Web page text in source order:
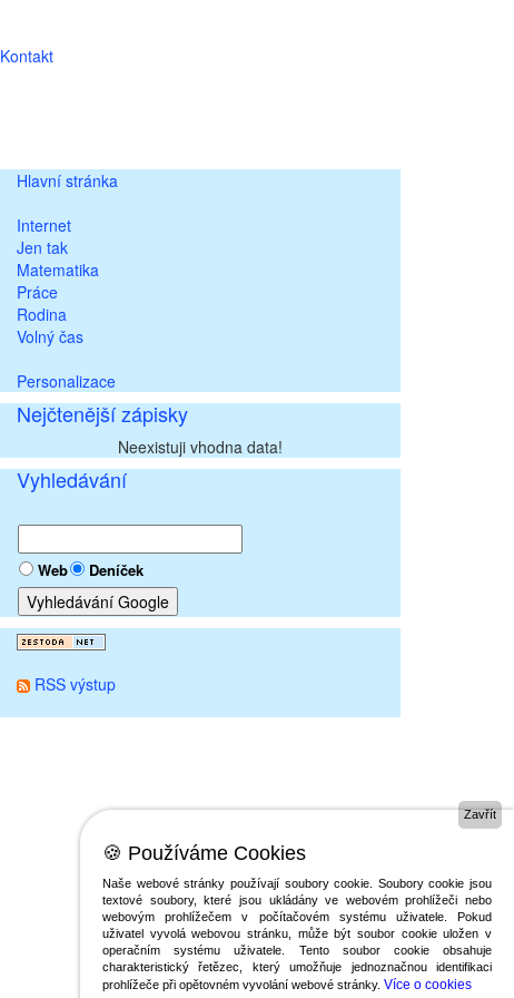
Kontakt
Hlavní stránka
Internet
Jen tak
Matematika
Práce
Rodina
Volný čas
Personalizace
Nejčtenější zápisky
Neexistuji vhodna data!
Vyhledávání
Web Deníček
RSS výstup
Zavřít
🍪 Používáme Cookies
Naše webové stránky používají soubory cookie. Soubory cookie jsou
textové soubory, které jsou ukládány ve webovém prohlížeči nebo
webovým prohlížečem v počítačovém systému uživatele. Pokud
uživatel vyvolá webovou stránku, může být soubor cookie uložen v
operačním systému uživatele. Tento soubor cookie obsahuje
charakteristický řetězec, který umožňuje jednoznačnou identifikaci
prohlížeče při opětovném vyvolání webové stránky. Více o cookies